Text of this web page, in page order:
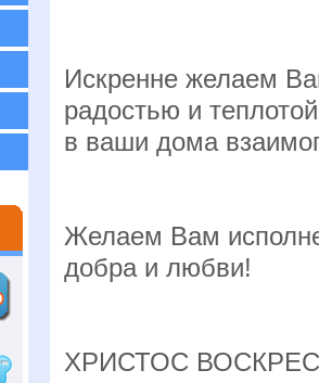
Искренне желаем
радостью и
в ваши дома
Желаем Вам
добра и любви!
ХРИСТОС